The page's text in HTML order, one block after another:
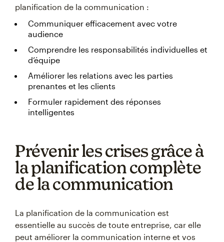
planification de la communication :
Communiquer efficacement avec votre
audience
Comprendre les responsabilités individuelles et
d’équipe
Améliorer les relations avec les parties
prenantes et les clients
Formuler rapidement des réponses
intelligentes
Prévenir les crises grâce à
la planification complète
de la communication
La planification de la communication est
essentielle au succès de toute entreprise, car elle
peut améliorer la communication interne et vos